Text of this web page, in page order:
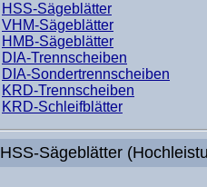
HSS-Sägeblätter
VHM-Sägeblätter
HMB-Sägeblätter
DIA-Trennscheiben
DIA-Sondertrennscheiben
KRD-Trennscheiben
KRD-Schleifblätter
HSS-Sägeblätter